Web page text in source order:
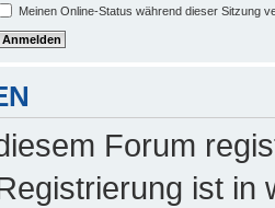
Meinen Online-Status während dieser Sitzung
Forum
ist in